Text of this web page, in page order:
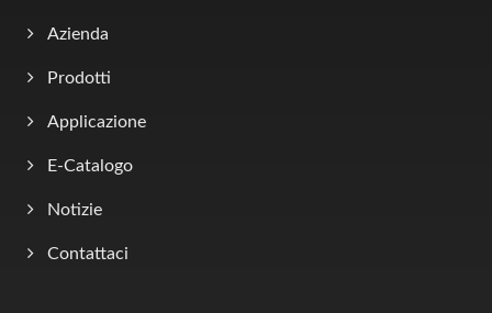
Azienda
Prodotti
Applicazione
E-Catalogo
Notizie
Contattaci